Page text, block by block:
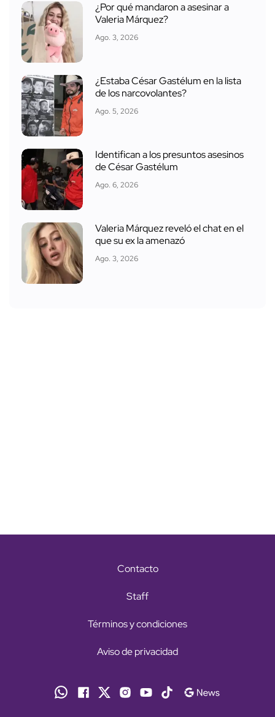
¿Por qué mandaron a asesinar a
Valeria Márquez?
Ago. 3, 2026
¿Estaba César Gastélum en la lista
de los narcovolantes?
Ago. 5, 2026
Identifican a los presuntos asesinos
de César Gastélum
Ago. 6, 2026
Valeria Márquez reveló el chat en el
que su ex la amenazó
Ago. 3, 2026
Contacto
Staff
Términos y condiciones
Aviso de privacidad